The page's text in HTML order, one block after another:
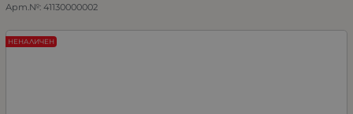
Арт.№: 41130000002
НЕНАЛИЧЕН